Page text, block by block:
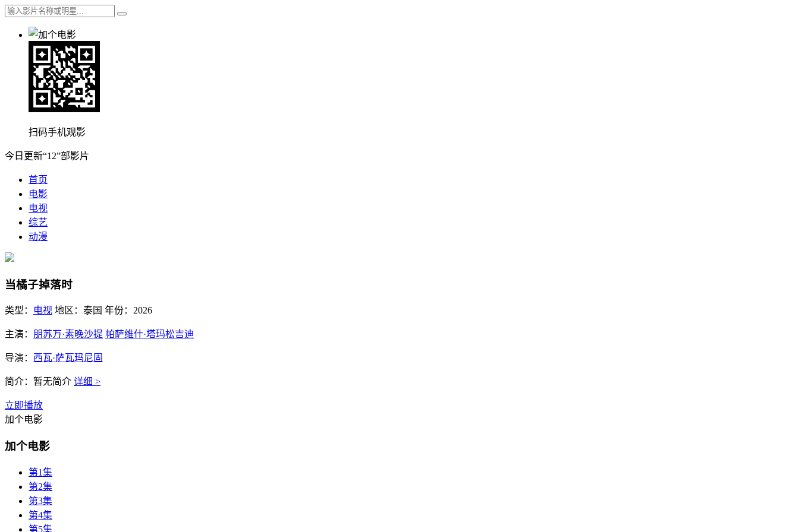
扫码手机观影
今日更新“12”部影片
首页
电影
电视
综艺
动漫
当橘子掉落时
类型： 电视 地区： 泰国 年份： 2026
主演： 朋苏万·素晚沙提 帕萨维什·塔玛松吉迪
导演： 西瓦·萨瓦玛尼固
简介： 暂无简介 详细 >
立即播放
加个电影
加个电影
第1集
第2集
第3集
第4集
第5集